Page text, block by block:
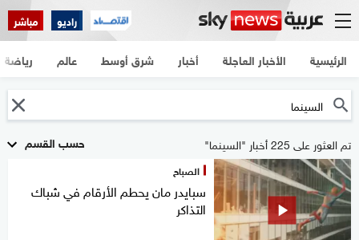
راديو مباشر
الرئيسية الأخبار العاجلة أخبار شرق أوسط عالم رياضة
حسب القسم تم العثور على 225 أخبار "السينما"
الصباح
سبايدر مان يحطم الأرقام في شباك
التذاكر